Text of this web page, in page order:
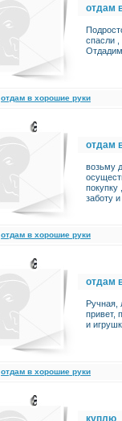
отдам
спасли ,
отдам в хорошие руки
отдам
возьму
покупку
заботу
отдам в хорошие руки
отдам
Ручная,
привет,
и
отдам в хорошие руки
куплю